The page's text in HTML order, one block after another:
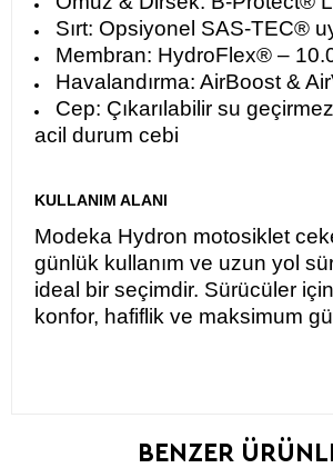
Sırt: Opsiyonel SAS-TEC®
Membran: HydroFlex® –
Havalandırma: AirBoost &
Cep: Çıkarılabilir su
acil durum cebi
KULLANIM ALANI
Modeka Hydron motosiklet
günlük kullanım ve uzun yol
ideal bir seçimdir. Sürücüler
konfor, hafiflik ve maksimum
BENZER